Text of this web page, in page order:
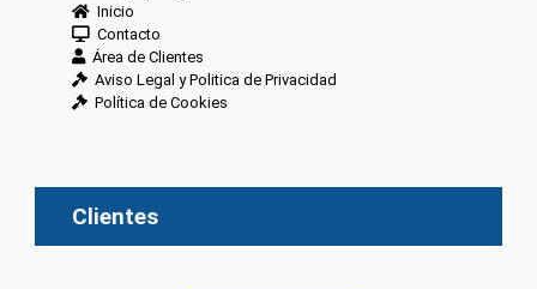
Inicio
Contacto
Área de Clientes
Aviso Legal y Politica de Privacidad
Política de Cookies
Clientes